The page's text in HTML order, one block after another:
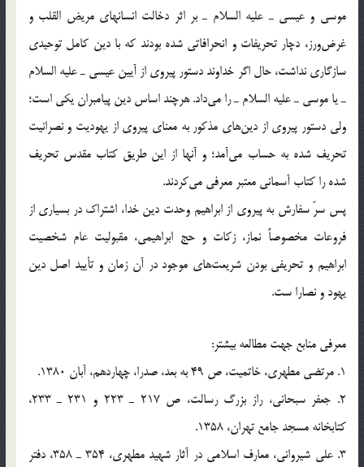
موسي و عيسي ـ عليه السلام ـ بر اثر دخالت انسانهاي مريض القلب و
غرض‌ورز، دچار تحريفات و انحرافاتي شده بودند كه با دين كامل توحيدي
سازگاري نداشت، ‌حال اگر خداوند دستور پيروي از آيين عيسي ـ عليه السلام
ـ يا موسي ـ عليه السلام ـ را مي‌داد. هرچند اساس دين پيامبران يكي است؛
ولي دستور پيروي از دين‌هاي مذكور به معناي پيروي از يهوديت و نصرانيت
تحريف شده به حساب مي‌آمد؛ و آنها از اين طريق كتاب مقدس تحريف
شده را كتاب آسماني معتبر معرفي مي‌كردند.
پس سرّ سفارش به پيروي از ابراهيم وحدت دين خدا، ‌اشتراك در بسياري از
فروعات مخصوصاً نماز، زكات و حج ابراهيمي، مقبوليت عام شخصيت
ابراهيم و تحريفي بودن شريعت‌هاي موجود در آن زمان و تأييد اصل دين
يهود و نصارا ست.
معرفي منابع جهت مطالعه بيشتر:
1. مرتضي مطهري، خاتميت، ص 49 به بعد، صدرا، چهاردهم، آبان 1380.
2. جعفر سبحاني، راز بزرگ رسالت، ص 217 ـ 223 و 231 ـ 233،
كتابخانه مسجد جامع تهران، 1358.
3. علي شيرواني، معارف اسلامي در آثار شهيد مطهري، 354 ـ 358، دفتر